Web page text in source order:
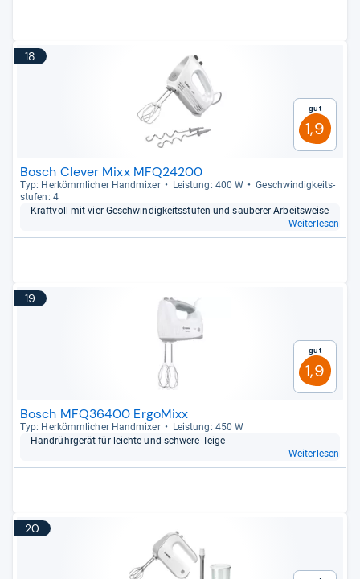
18
Gut
1,9
Bosch Clever Mixx MFQ24200
Typ: Her­kömm­li­cher Hand­mi­xer Leis­tung: 400 W
Geschwin­dig­keits­
stu­fen: 4
Kraft­voll mit vier Geschwin­dig­keits­stu­fen und sau­be­rer Arbeits­weise
Weiterlesen
19
Gut
1,9
Bosch MFQ36400 ErgoMixx
Typ: Her­kömm­li­cher Hand­mi­xer
Leis­tung: 450 W
Handrühr­ge­rät für leichte und schwere Teige
Weiterlesen
20